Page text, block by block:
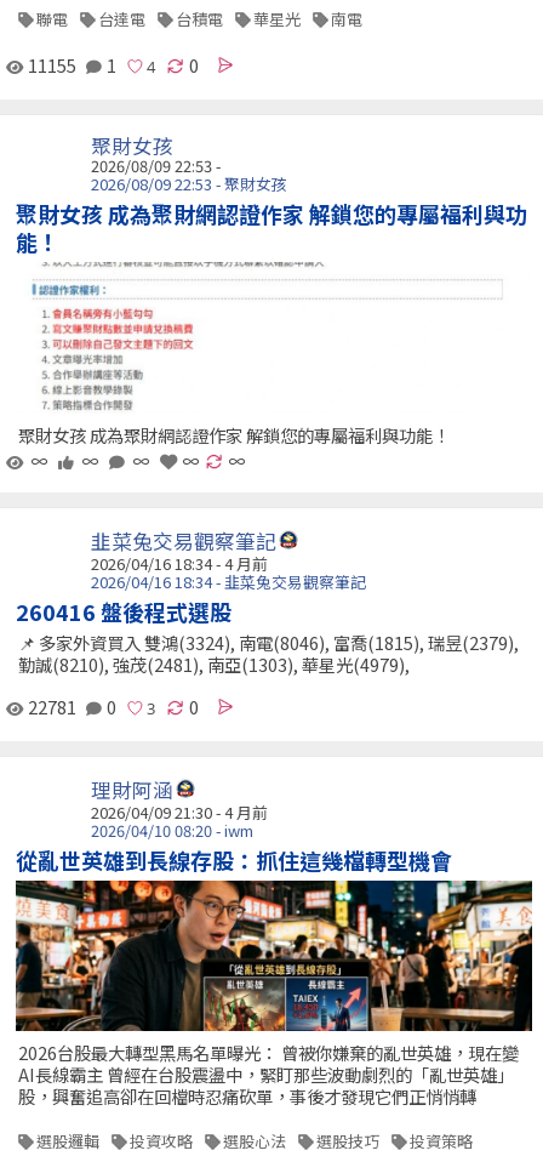
聯電 台達電 台積電 華星光 南電
11155 1 0
聚財女孩
2026/08/09 22:53 -
2026/08/09 22:53 - 聚財女孩
聚財女孩 成為聚財網認證作家 解鎖您的專屬福利與功
能！
聚財女孩 成為聚財網認證作家 解鎖您的專屬福利與功能！
∞
∞ ∞ ∞ ∞
韭菜兔交易觀察筆記
2026/04/16 18:34 - 4 月前
2026/04/16 18:34 - 韭菜兔交易觀察筆記
260416 盤後程式選股
📌 多家外資買入 雙鴻(3324), 南電(8046), 富喬(1815), 瑞昱(2379),
勤誠(8210), 強茂(2481), 南亞(1303), 華星光(4979),
22781
0 0
理財阿涵
2026/04/09 21:30 - 4 月前
2026/04/10 08:20 - iwm
從亂世英雄到長線存股：抓住這幾檔轉型機會
2026台股最大轉型黑馬名單曝光： 曾被你嫌棄的亂世英雄，現在變
AI長線霸主 曾經在台股震盪中，緊盯那些波動劇烈的「亂世英雄」
股，興奮追高卻在回檔時忍痛砍單，事後才發現它們正悄悄轉
選股邏輯 投資攻略 選股心法 選股技巧 投資策略